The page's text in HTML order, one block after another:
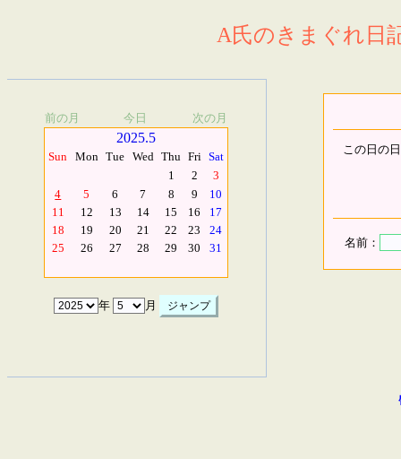
A氏のきまぐれ日
前の月 今日 次の月
2025.5
Sun Mon Tue Wed Thu Fri Sat
1
2
3
4
5 6 7 8 9
10
11
12 13 14 15 16
17
18
19 20 21 22 23
24
25
26 27 28 29 30 31
年 月
この日の
名前：